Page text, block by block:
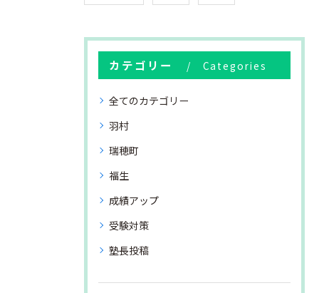
カテゴリー Categories
全てのカテゴリー
羽村
瑞穂町
福生
成績アップ
受験対策
塾長投稿